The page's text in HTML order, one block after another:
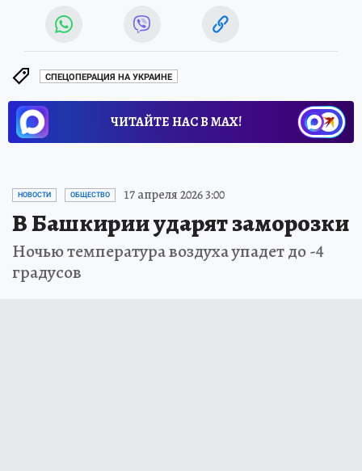
СПЕЦОПЕРАЦИЯ НА УКРАИНЕ
ЧИТАЙТЕ НАС В МАХ!
НОВОСТИ ОБЩЕСТВО 17 апреля 2026 3:00
В Башкирии ударят заморозки
Ночью температура воздуха упадет до -4
градусов